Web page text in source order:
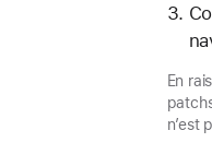
En
n’est